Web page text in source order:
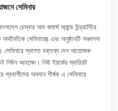
সেমিনার
চেম্বার অফ কমার্স অ্যান্ড ইন্ড্রাস্ট্রি
সেমিনারে্র এবং অনুষ্ঠানটি সঞ্চালনা
সেমিনারে স্বাগত বক্তব্য দেন আয়োজক
লিটন আহমেদ। নিউ ইয়র্কের ম্যারিয়ট
অবদান শীর্ষক এ সেমিনারে